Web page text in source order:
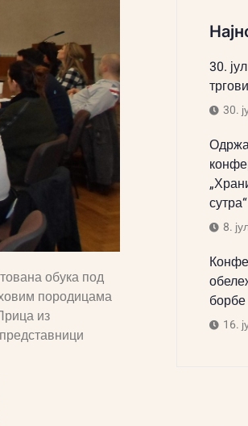
обука под
породицама
из
30.
30.
сутра“
8.
16.